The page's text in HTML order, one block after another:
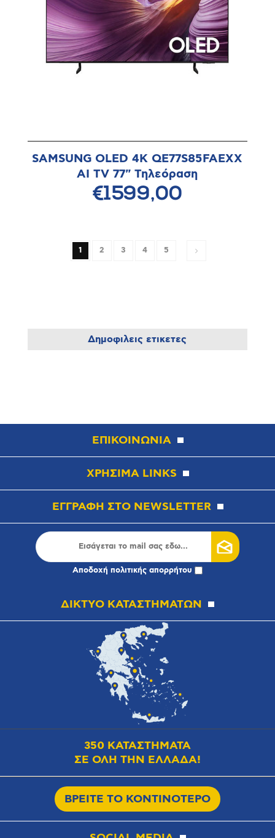
SAMSUNG OLED 4K QE77S85FAEXX
AI TV 77" Τηλεόραση
€1599,00
1 2 3 4 5
Δημοφιλεις ετικετες
ΕΠΙΚΟΙΝΩΝΙΑ
ΧΡΗΣΙΜΑ LINKS
ΕΓΓΡΑΦΗ ΣΤΟ NEWSLETTER
Αποδοχή πολιτικής απορρήτου
ΔΙΚΤΥΟ ΚΑΤΑΣΤΗΜΑΤΩΝ
350 ΚΑΤΑΣΤΗΜΑΤΑ
ΣΕ ΟΛΗ ΤΗΝ ΕΛΛΑΔΑ!
ΒΡΕΙΤΕ ΤΟ ΚΟΝΤΙΝΟΤΕΡΟ